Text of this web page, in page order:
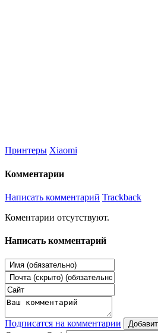
Принтеры Xiaomi
Комментарии
Написать комментарий Trackback
Коментарии отсутствуют.
Написать комментарий
Подписатся на комментарии